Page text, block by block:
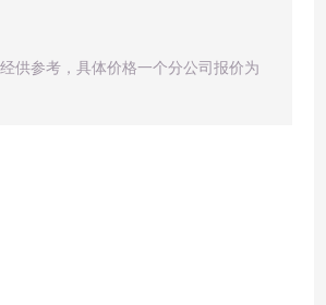
供参考，具体价格一个分公司报价为